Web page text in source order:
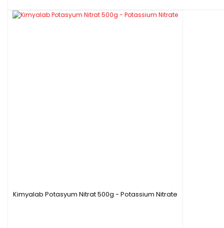
Kimyalab Potasyum Nitrat 500g - Potassium Nitrate